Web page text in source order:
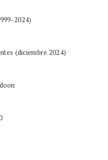
2024)
(diciembre 2024)